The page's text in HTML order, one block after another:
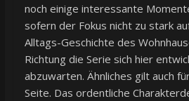
noch einige interessante
sofern der Fokus nicht zu stark
Alltags-Geschichte des
Richtung die Serie sich hier
abzuwarten. Ähnliches gilt auch
Seite. Das ordentliche